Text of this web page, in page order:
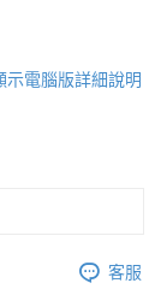
示電腦版詳細說明
客服